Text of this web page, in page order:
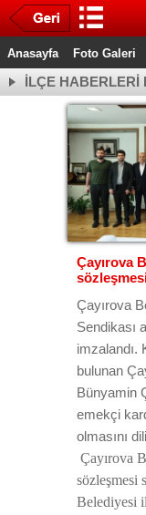
Anasayfa Foto Galeri
İLÇE HABERLERİ
Çayırova
Çayırova
Sendikası
imzalandı.
bulunan
Bünyamin
emekçi
olmasını
Çayırova
sözleşmesi
Belediyesi